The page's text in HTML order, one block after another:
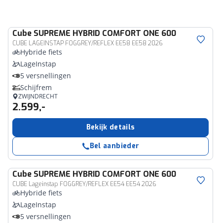
Cube SUPREME HYBRID COMFORT ONE 600
CUBE LAGEINSTAP FOGGREY/REFLEX EE58 EE58 2026
Hybride fiets
LageInstap
5 versnellingen
Schijfrem
ZWIJNDRECHT
2.599,-
Bekijk details
Bel aanbieder
Cube SUPREME HYBRID COMFORT ONE 600
CUBE Lageinstap FOGGREY/REFLEX EE54 EE54 2026
Hybride fiets
LageInstap
5 versnellingen